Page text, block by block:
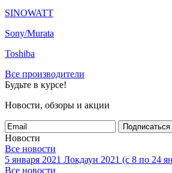
SINOWATT
Sony/Murata
Toshiba
Все производители
Будьте в курсе!
Новости, обзоры и акции
Подписаться
Новости
Все новости
5 января 2021 Локдаун 2021 (с 8 по 24
Все новости